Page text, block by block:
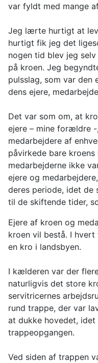
var fyldt med mange
Jeg lærte hurtigt at
hurtigt fik jeg det
nogen tid blev jeg
på kroen. Jeg
pulsslag, som var den
dens ejere,
Det var som om, at
ejere – mine forældre
medarbejdere af
påvirkede bare
medarbejderne ikke
ejere og
deres periode, idet de
til de skiftende tider,
Ejere af kroen og
kroen vil bestå. I
en kro i landsbyen.
I kælderen var der
naturligvis det store
servitricernes
rund trappe, der var
at dukke hovedet,
trappeopgangen.
Ved siden af trappen